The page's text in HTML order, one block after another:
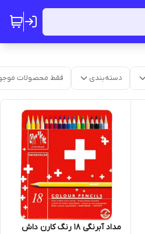
دسته‌بندی فقط محصولات
مداد آبرنگی 18 رنگ کارن داش